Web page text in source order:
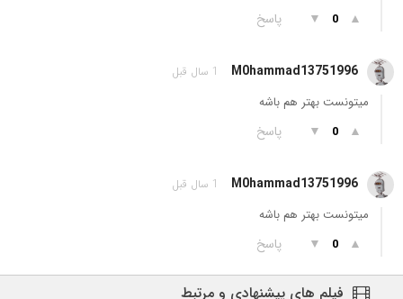
▲
0
▼ پاسخ
M0hammad13751996 1 سال قبل
میتونست بهتر هم باشه
▲
0
▼ پاسخ
M0hammad13751996 1 سال قبل
میتونست بهتر هم باشه
▲
0
▼ پاسخ
فیلم های پیشنهادی و مرتبط